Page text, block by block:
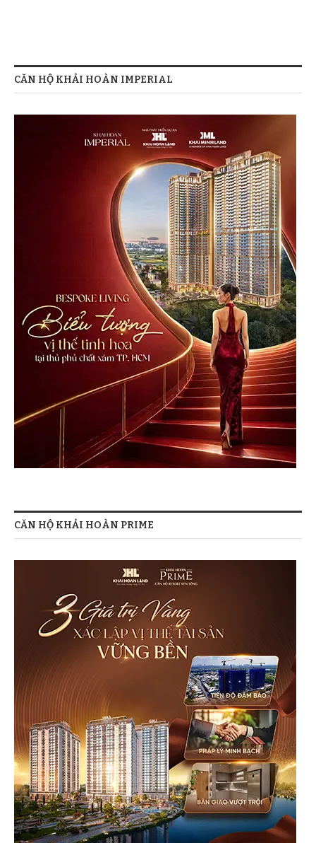
CĂN HỘ KHẢI HOÀN IMPERIAL
CĂN HỘ KHẢI HOÀN PRIME